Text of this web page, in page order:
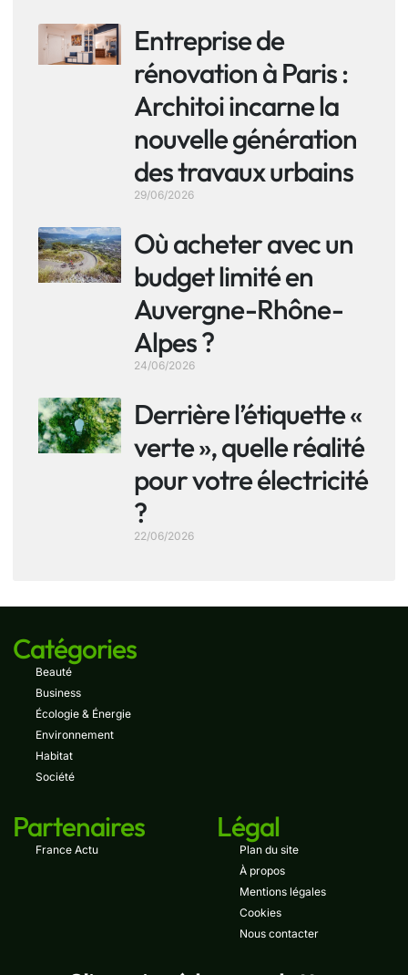
Entreprise de
rénovation à Paris :
Architoi incarne la
nouvelle génération
des travaux urbains
29/06/2026
Où acheter avec un
budget limité en
Auvergne-Rhône-
Alpes ?
24/06/2026
Derrière l’étiquette «
verte », quelle réalité
pour votre électricité
?
22/06/2026
Catégories
Beauté
Business
Écologie & Énergie
Environnement
Habitat
Société
Partenaires
France Actu
Légal
Plan du site
À propos
Mentions légales
Cookies
Nous contacter